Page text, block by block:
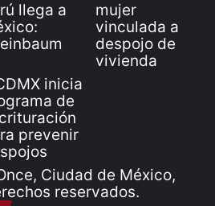
Ciudad de México,
reservados.